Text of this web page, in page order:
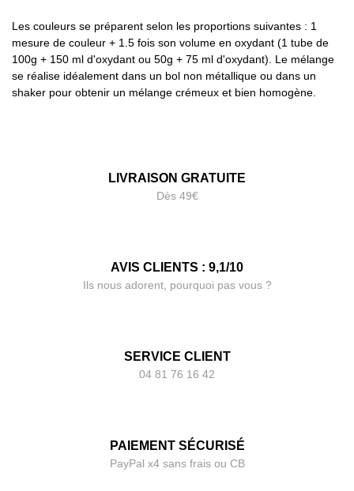
Les couleurs se préparent selon les proportions suivantes : 1
mesure de couleur + 1.5 fois son volume en oxydant (1 tube de
100g + 150 ml d'oxydant ou 50g + 75 ml d'oxydant). Le mélange
se réalise idéalement dans un bol non métallique ou dans un
shaker pour obtenir un mélange crémeux et bien homogène.
LIVRAISON GRATUITE
Dès 49€
AVIS CLIENTS : 9,1/10
Ils nous adorent, pourquoi pas vous ?
SERVICE CLIENT
04 81 76 16 42
PAIEMENT SÉCURISÉ
PayPal x4 sans frais ou CB